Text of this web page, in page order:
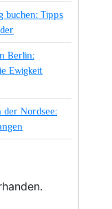
buchen: Tipps
Berlin:
Ewigkeit
der Nordsee: